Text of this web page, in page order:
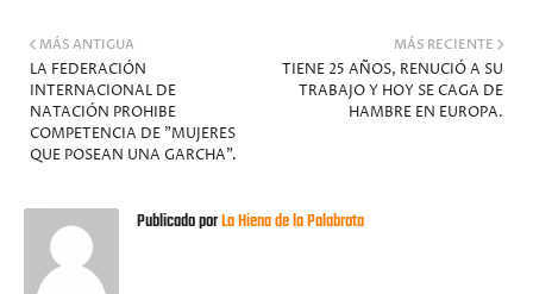
MÁS RECIENTE
TIENE 25 AÑOS, RENUCIÓ A SU
TRABAJO Y HOY SE CAGA DE
HAMBRE EN EUROPA.
MÁS ANTIGUA
LA FEDERACIÓN
INTERNACIONAL DE
NATACIÓN PROHIBE
COMPETENCIA DE "MUJERES
QUE POSEAN UNA GARCHA".
Publicado porLa Hiena de la Palabrota